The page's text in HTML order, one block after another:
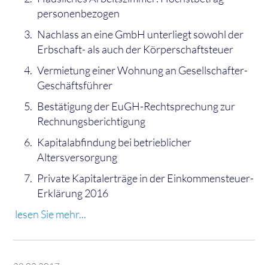
personenbezogen
Nachlass an eine GmbH unterliegt sowohl der
Erbschaft- als auch der Körperschaftsteuer
Vermietung einer Wohnung an Gesellschafter-
Geschäftsführer
Bestätigung der EuGH-Rechtsprechung zur
Rechnungsberichtigung
Kapitalabfindung bei betrieblicher
Altersversorgung
Private Kapitalerträge in der Einkommensteuer-
Erklärung 2016
lesen Sie mehr...